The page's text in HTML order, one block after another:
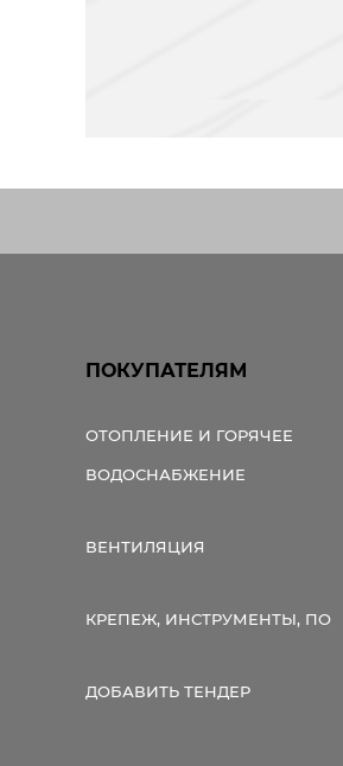
ПОКУПАТЕЛЯМ
ОТОПЛЕНИЕ И ГОРЯЧЕЕ
ВОДОСНАБЖЕНИЕ
ВЕНТИЛЯЦИЯ
КРЕПЕЖ, ИНСТРУМЕНТЫ, ПО
ДОБАВИТЬ ТЕНДЕР